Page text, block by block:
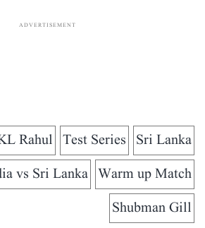
ADVERTISEMENT
Sri Lanka
Test Series
Rahul
Warm up Match
vs Sri Lanka
Shubman Gill